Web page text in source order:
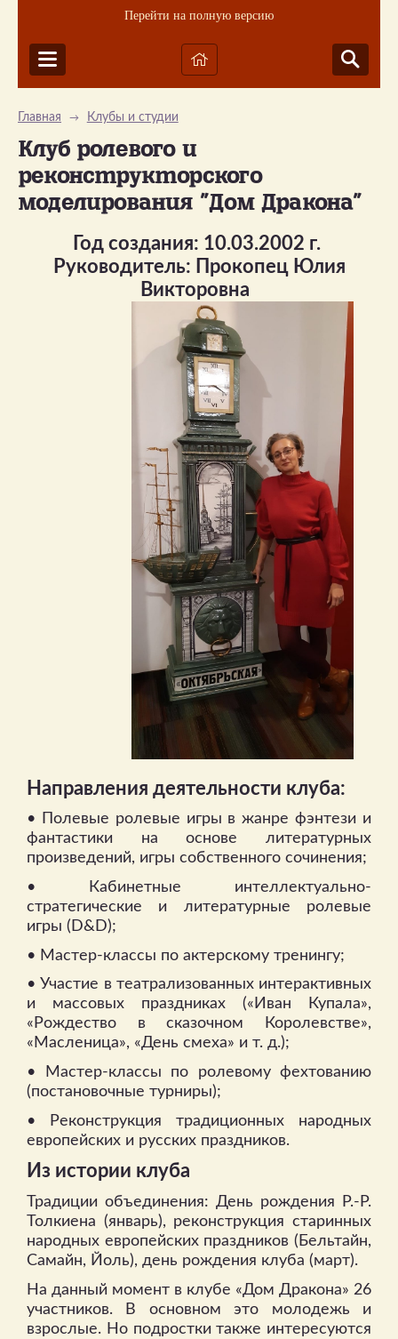
Перейти на полную версию
Главная → Клубы и студии
Клуб ролевого и
реконструкторского
моделирования "Дом Дракона"
Год создания: 10.03.2002 г.
Руководитель: Прокопец Юлия
Викторовна
Направления деятельности клуба:
• Полевые ролевые игры в жанре фэнтези и
фантастики на основе литературных
произведений, игры собственного сочинения;
• Кабинетные интеллектуально-
стратегические и литературные ролевые
игры (D&D);
• Мастер-классы по актерскому тренингу;
• Участие в театрализованных интерактивных
и массовых праздниках («Иван Купала»,
«Рождество в сказочном Королевстве»,
«Масленица», «День смеха» и т. д.);
• Мастер-классы по ролевому фехтованию
(постановочные турниры);
• Реконструкция традиционных народных
европейских и русских праздников.
Из истории клуба
Традиции объединения: День рождения Р.-Р.
Толкиена (январь), реконструкция старинных
народных европейских праздников (Бельтайн,
Самайн, Йоль), день рождения клуба (март).
На данный момент в клубе «Дом Дракона» 26
участников. В основном это молодежь и
взрослые. Но подростки также интересуются